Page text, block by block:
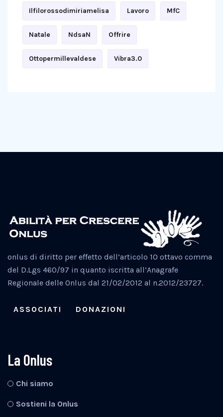
Ilfilorossodimiriamelisa Lavoro MfC
Natale NdsaN Offrire
Ottopermillevaldese Vibra3.0
onlus di diritto per effetto dell’articolo 10 ottavo comma
del D.Lgs 460/97 in quanto iscritta all’Anagrafe
Regionale delle Onlus dal 21/02/2012 al n.2012/23727.
ASSOCIATI DONAZIONI
La Onlus
Chi siamo
Sostieni la Onlus